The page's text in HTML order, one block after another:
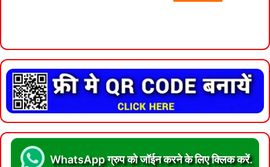
WhatsApp ग्रुप को जॉईन करने के लिए क्लिक करें.